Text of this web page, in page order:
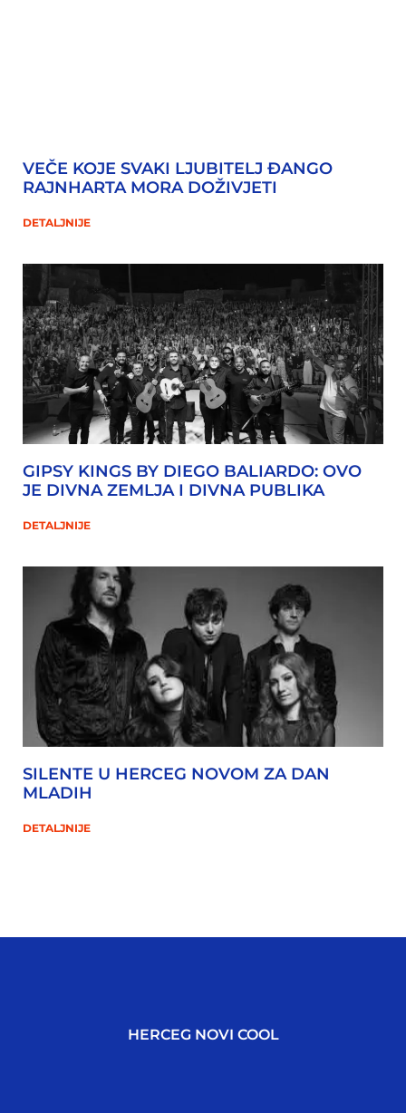
VEČE KOJE SVAKI LJUBITELJ ĐANGO
RAJNHARTA MORA DOŽIVJETI
DETALJNIJE
GIPSY KINGS BY DIEGO BALIARDO: OVO
JE DIVNA ZEMLJA I DIVNA PUBLIKA
DETALJNIJE
SILENTE U HERCEG NOVOM ZA DAN
MLADIH
DETALJNIJE
HERCEG NOVI COOL